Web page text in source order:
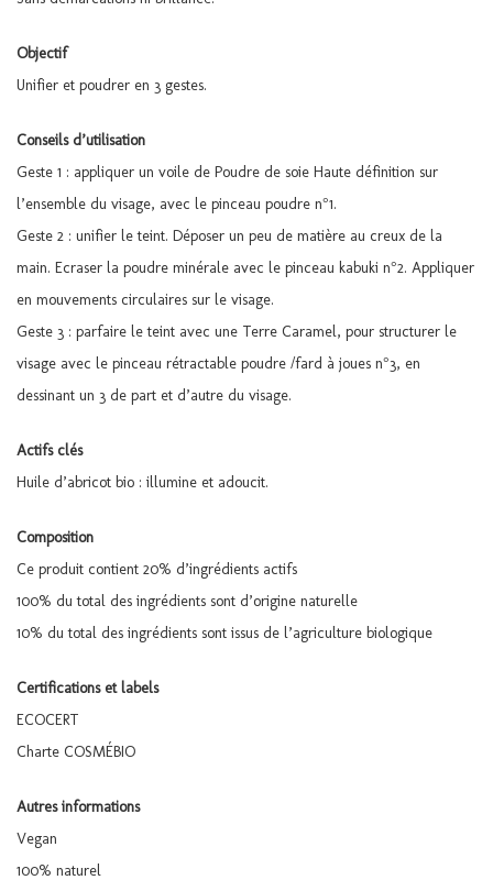
Objectif
Unifier et poudrer en 3 gestes.
Conseils d’utilisation
Geste 1 : appliquer un voile de Poudre de soie Haute définition sur
l’ensemble du visage, avec le pinceau poudre n°1.
Geste 2 : unifier le teint. Déposer un peu de matière au creux de la
main. Ecraser la poudre minérale avec le pinceau kabuki n°2. Appliquer
en mouvements circulaires sur le visage.
Geste 3 : parfaire le teint avec une Terre Caramel, pour structurer le
visage avec le pinceau rétractable poudre /fard à joues n°3, en
dessinant un 3 de part et d’autre du visage.
Actifs clés
Huile d’abricot bio : illumine et adoucit.
Composition
Ce produit contient 20% d’ingrédients actifs
100% du total des ingrédients sont d’origine naturelle
10% du total des ingrédients sont issus de l’agriculture biologique
Certifications et labels
ECOCERT
Charte COSMÉBIO
Autres informations
Vegan
100% naturel